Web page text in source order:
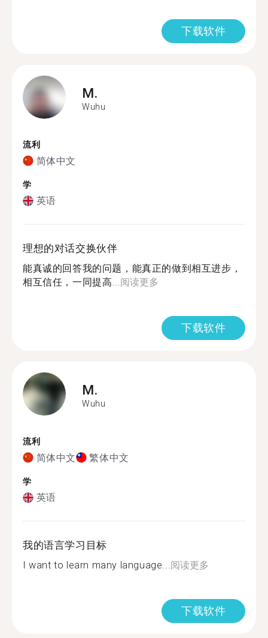
下载软件
M.
Wuhu
流利
简体中文
学
英语
理想的对话交换伙伴
能真诚的回答我的问题，能真正的做到相互进步，
相互信任，一同提高...阅读更多
下载软件
M.
Wuhu
流利
简体中文 繁体中文
学
英语
我的语言学习目标
I want to learn many language...阅读更多
下载软件